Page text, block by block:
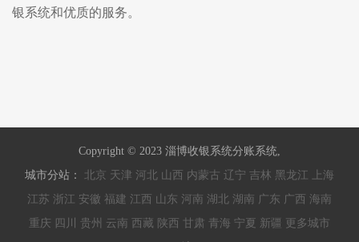
银系统和优质的服务。
Copyright © 2023 淄博收银系统分账系统,
城市分站： 北京 天津 河北 山西 内蒙古 辽宁 吉林 黑龙江
上海
江苏 浙江 安徽 福建 江西 山东 河南 湖北 湖南 广东 广西 海南
重庆 四川 贵州 云南 西藏 陕西 甘肃 青海 宁夏 新疆 更多城市